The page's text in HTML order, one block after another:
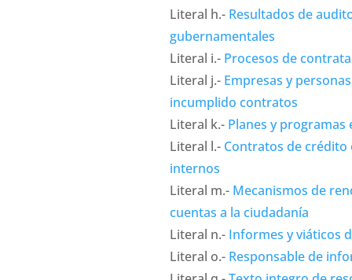
Literal h.- Resultados de
gubernamentales
Literal i.- Procesos de
Literal j.- Empresas y
incumplido contratos
Literal k.- Planes y programas
Literal l.- Contratos de crédito
internos
Literal m.- Mecanismos de
cuentas a la ciudadanía
Literal n.- Informes y viáticos
Literal o.- Responsable de